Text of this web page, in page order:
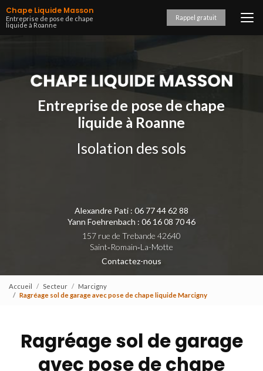
Aller
au
contenu
Chape Liquide Masson
Entreprise de pose de chape
liquide à Roanne
Rappel gratuit
Entreprise de pose de chape
liquide à Roanne
Isolation des sols
Alexandre Pati : 06 77 44 62 88
Yann Foehrenbach : 06 16 08 70 46
157 rue de Trebande 42640
Saint‑Romain‑La-Motte
Contactez-nous
Accueil Secteur
Marcigny
Ragréage sol de garage avec pose de chape liquide Marcigny
Ragréage sol de garage
avec pose de chape